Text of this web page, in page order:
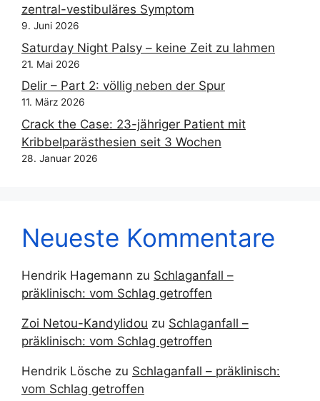
zentral-vestibuläres Symptom
9. Juni 2026
Saturday Night Palsy – keine Zeit zu lahmen
21. Mai 2026
Delir – Part 2: völlig neben der Spur
11. März 2026
Crack the Case: 23-jähriger Patient mit
Kribbelparästhesien seit 3 Wochen
28. Januar 2026
Neueste Kommentare
Hendrik Hagemann zu Schlaganfall –
präklinisch: vom Schlag getroffen
Zoi Netou-Kandylidou zu Schlaganfall –
präklinisch: vom Schlag getroffen
Hendrik Lösche zu Schlaganfall – präklinisch:
vom Schlag getroffen